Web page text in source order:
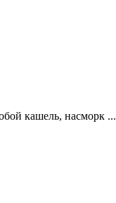
кашель, насморк ...